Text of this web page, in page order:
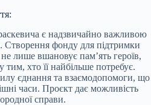
є надзвичайно важливою
Створення фонду для підтримки
лише вшановує пам’ять героїв,
хто її найбільше потребує.
єднання та взаємодопомоги, що
часи. Проєкт дає можливість
справи.